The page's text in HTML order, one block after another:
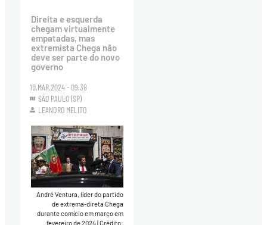
Direita e esquerda
chegam virtualmente
empatadas, mas
extremista Chega não
deve ser parte do novo
governo
10.MAR.2024 - 09:38
SÃO PAULO (SP)
LEANDRO MELITO
André Ventura, líder do partido
de extrema-direta Chega
durante comício em março em
fevereiro de 2024|Crédito: